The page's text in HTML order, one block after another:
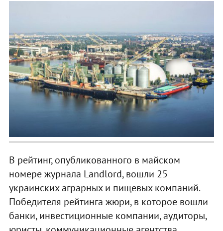
В рейтинг, опубликованного в майском
номере журнала Landlord, вошли 25
украинских аграрных и пищевых компаний.
Победителя рейтинга жюри, в которое вошли
банки, инвестиционные компании, аудиторы,